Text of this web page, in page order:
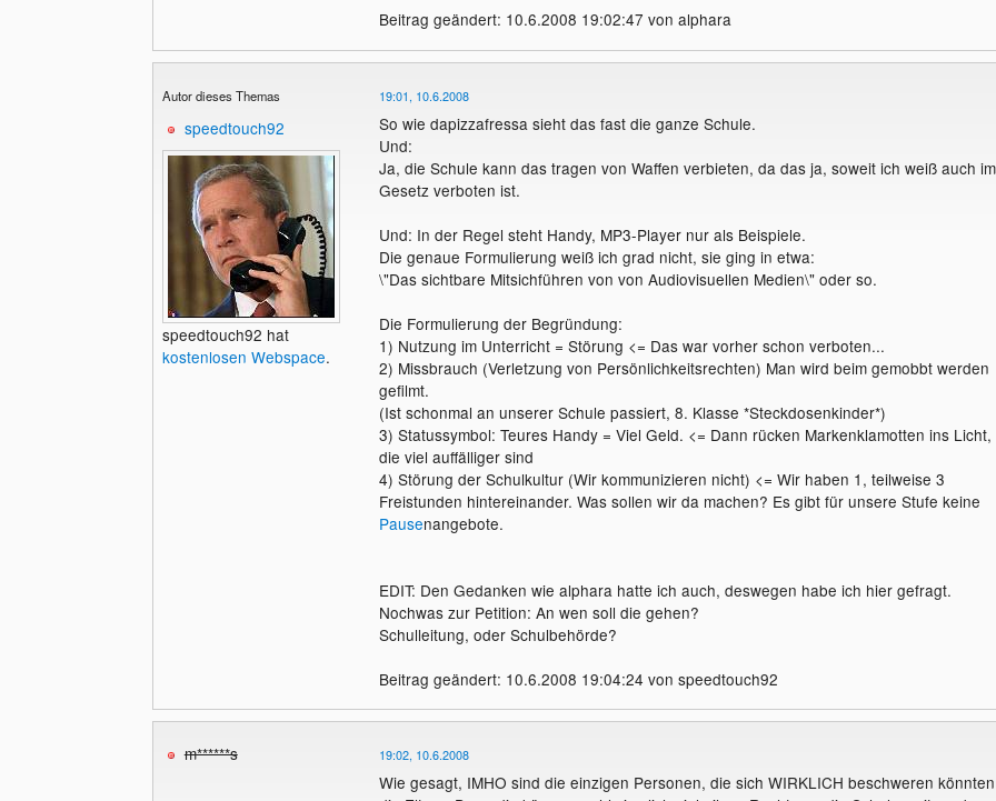
Beitrag geändert: 10.6.2008 19:02:47 von alphara
Autor dieses Themas
speedtouch92
speedtouch92 hat
kostenlosen Webspace.
19:01, 10.6.2008
So wie dapizzafressa sieht das fast die ganze Schule.
Und:
Ja, die Schule kann das tragen von Waffen verbieten, da das ja, soweit ich weiß auch im
Gesetz verboten ist.
Und: In der Regel steht Handy, MP3-Player nur als Beispiele.
Die genaue Formulierung weiß ich grad nicht, sie ging in etwa:
\"Das sichtbare Mitsichführen von von Audiovisuellen Medien\" oder so.
Die Formulierung der Begründung:
1) Nutzung im Unterricht = Störung <= Das war vorher schon verboten...
2) Missbrauch (Verletzung von Persönlichkeitsrechten) Man wird beim gemobbt werden
gefilmt.
(Ist schonmal an unserer Schule passiert, 8. Klasse *Steckdosenkinder*)
3) Statussymbol: Teures Handy = Viel Geld. <= Dann rücken Markenklamotten ins Licht,
die viel auffälliger sind
4) Störung der Schulkultur (Wir kommunizieren nicht) <= Wir haben 1, teilweise 3
Freistunden hintereinander. Was sollen wir da machen? Es gibt für unsere Stufe keine
Pausenangebote.
EDIT: Den Gedanken wie alphara hatte ich auch, deswegen habe ich hier gefragt.
Nochwas zur Petition: An wen soll die gehen?
Schulleitung, oder Schulbehörde?
Beitrag geändert: 10.6.2008 19:04:24 von speedtouch92
m******s 19:02, 10.6.2008
Wie gesagt, IMHO sind die einzigen Personen, die sich WIRKLICH beschweren könnten